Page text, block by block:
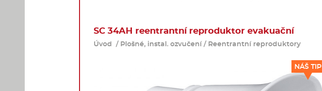
SC 34AH reentrantní reproduktor evakuační
Úvod / Plošné, instal. ozvučení/ Reentrantní reproduktory
NÁŠ TIP